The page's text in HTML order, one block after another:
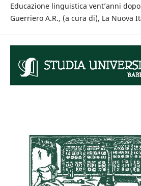
Educazione linguistica vent’anni
Guerriero A.R., (a cura di), La Nuova